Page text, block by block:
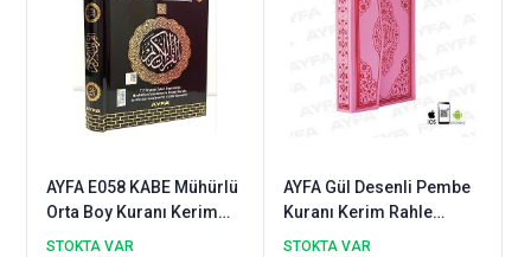
AYFA E058 KABE Mühürlü
Orta Boy Kuranı Kerim
Selefon Kapak Mühürlü
STOKTA VAR
AYFA Gül Desenli Pembe
Kuranı Kerim Rahle
Diyanet Mühürlü
STOKTA VAR